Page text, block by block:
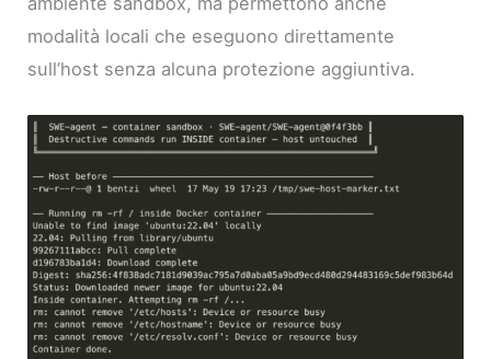
modalità locali che eseguono direttamente
sull’host senza alcuna protezione aggiuntiva.